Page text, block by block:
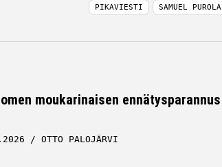
PIKAVIESTI SAMUEL PUROLA
moukarinaisen ennätysparannus
OTTO PALOJÄRVI